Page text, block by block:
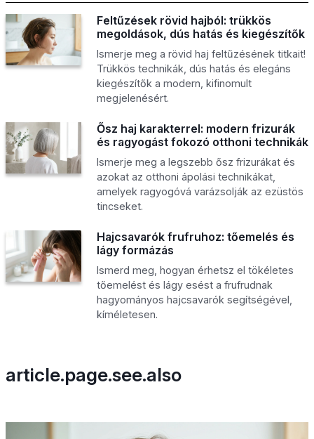
Feltűzések rövid hajból: trükkös
megoldások, dús hatás és kiegészítők
Ismerje meg a rövid haj feltűzésének titkait!
Trükkös technikák, dús hatás és elegáns
kiegészítők a modern, kifinomult
megjelenésért.
Ősz haj karakterrel: modern frizurák
és ragyogást fokozó otthoni technikák
Ismerje meg a legszebb ősz frizurákat és
azokat az otthoni ápolási technikákat,
amelyek ragyogóvá varázsolják az ezüstös
tincseket.
Hajcsavarók frufruhoz: tőemelés és
lágy formázás
Ismerd meg, hogyan érhetsz el tökéletes
tőemelést és lágy esést a frufrudnak
hagyományos hajcsavarók segítségével,
kíméletesen.
article.page.see.also